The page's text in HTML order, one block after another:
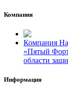
Компания
Компания
«Пятый
области
Информация